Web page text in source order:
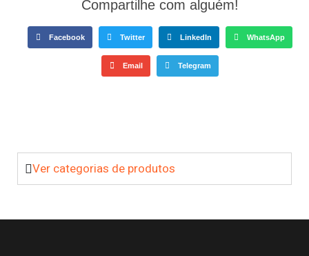
Compartilhe com alguém!
Facebook Twitter LinkedIn WhatsApp
Email Telegram
Ver categorias de produtos